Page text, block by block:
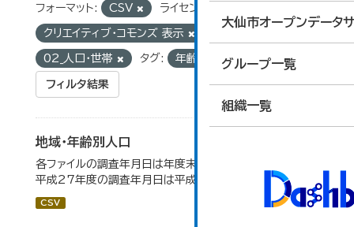
大仙市オープンデータ
グループ一覧
組織一覧
フォーマット: CSV ライセンス:
クリエイティブ・コモンズ 表示
02_人口・世帯 タグ: 年齢
フィルタ結果
地域・年齢別人口
各ファイルの調査年月日は年度末（3月31日）です。 （例）
平成27年度の調査年月日は平成28年3月31日です。
CSV